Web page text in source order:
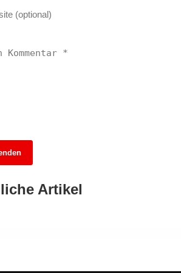
Artikel
2026
aus dem Fußball: Von den